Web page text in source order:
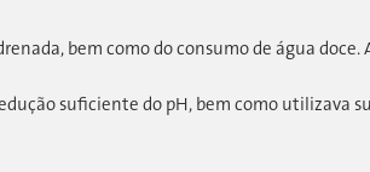
bem como do consumo de água doce.
suficiente do pH, bem como utilizava